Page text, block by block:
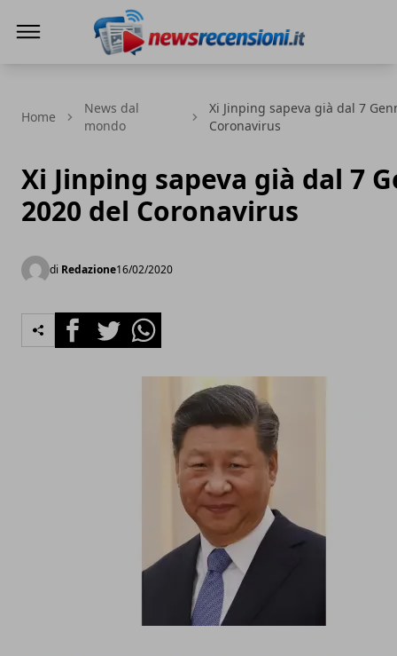
Home
News dal
mondo
Xi Jinping sapeva già dal 7
Coronavirus
Xi Jinping sapeva già dal 7
2020 del Coronavirus
di Redazione16/02/2020
FacebookTwitterWhatsapp